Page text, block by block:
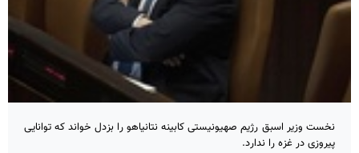
نخست وزیر اسبق رژیم صهیونیستی کابینه نتانیاهو را بزدل خواند که توانایی
پیروزی در غزه را ندارد.